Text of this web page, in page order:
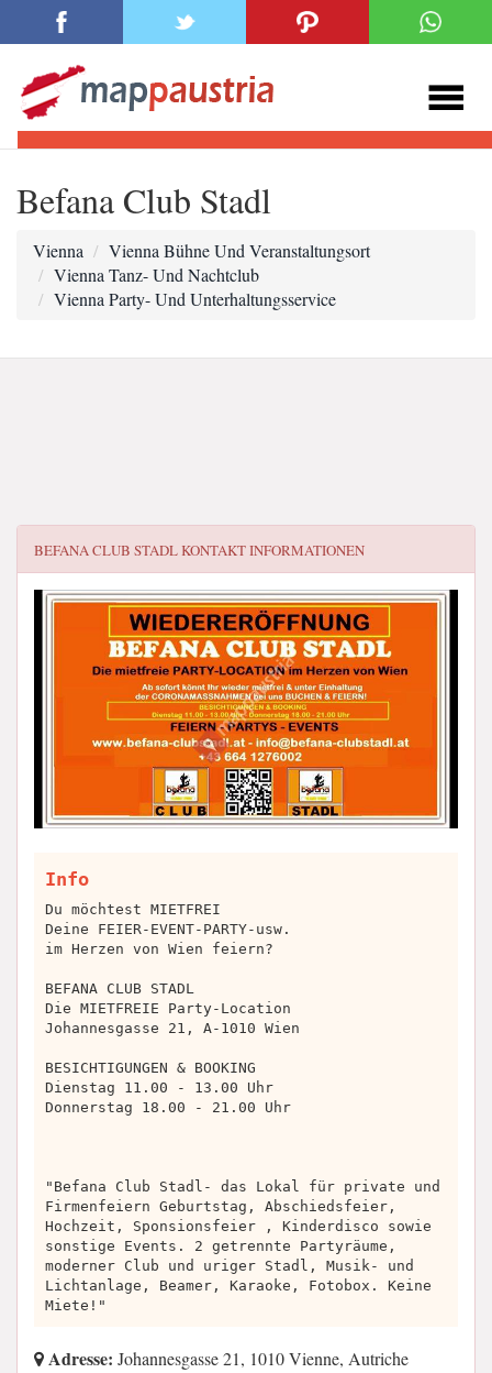
Befana Club Stadl
Vienna
Vienna Bühne Und Veranstaltungsort
Vienna Tanz- Und Nachtclub
Vienna Party- Und Unterhaltungsservice
BEFANA CLUB STADLKONTAKT INFORMATIONEN
Info
Du möchtest MIETFREI
Deine FEIER-EVENT-PARTY-usw.
im Herzen von Wien feiern?
BEFANA CLUB STADL
Die MIETFREIE Party-Location
Johannesgasse 21, A-1010 Wien
BESICHTIGUNGEN & BOOKING
Dienstag 11.00 - 13.00 Uhr
Donnerstag 18.00 - 21.00 Uhr
"Befana Club Stadl- das Lokal für private und
Firmenfeiern Geburtstag, Abschiedsfeier,
Hochzeit, Sponsionsfeier , Kinderdisco sowie
sonstige Events. 2 getrennte Partyräume,
moderner Club und uriger Stadl, Musik- und
Lichtanlage, Beamer, Karaoke, Fotobox. Keine
Miete!"
Adresse: Johannesgasse 21, 1010 Vienne, Autriche